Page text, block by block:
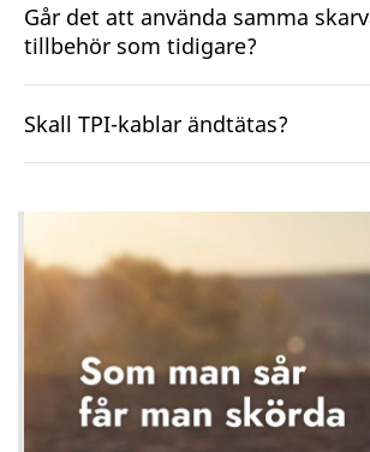
Går det att använda samma
tillbehör som tidigare?
Skall TPI-kablar ändtätas?